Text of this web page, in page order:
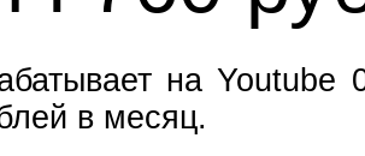
на Youtube
в месяц.